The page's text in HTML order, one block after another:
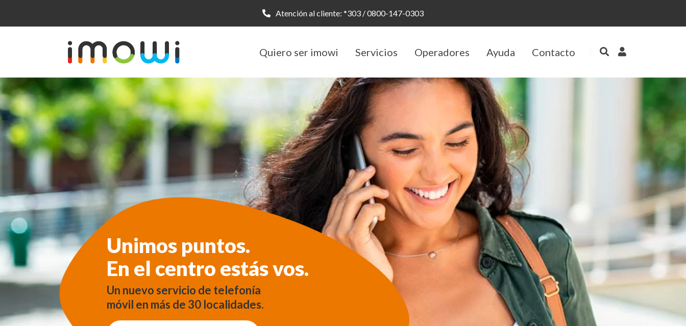
Atención al cliente: *303 /0800-147-0303
Quiero ser imowi Servicios Operadores Ayuda Contacto
Unimos puntos.
En el centro estás vos.
Un nuevo servicio de telefonía
móvil en más de 30 localidades.